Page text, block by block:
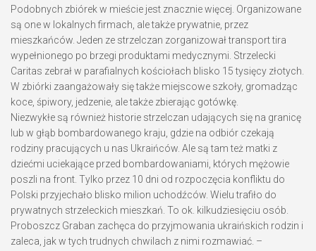
Podobnych zbiórek w mieście jest znacznie więcej. Organizowane
są one w lokalnych firmach, ale także prywatnie, przez
mieszkańców. Jeden ze strzelczan zorganizował transport tira
wypełnionego po brzegi produktami medycznymi. Strzelecki
Caritas zebrał w parafialnych kościołach blisko 15 tysięcy złotych.
W zbiórki zaangażowały się także miejscowe szkoły, gromadząc
koce, śpiwory, jedzenie, ale także zbierając gotówkę.
Niezwykłe są również historie strzelczan udających się na granicę
lub w głąb bombardowanego kraju, gdzie na odbiór czekają
rodziny pracujących u nas Ukraińców. Ale są tam też matki z
dziećmi uciekające przed bombardowaniami, których mężowie
poszli na front. Tylko przez 10 dni od rozpoczęcia konfliktu do
Polski przyjechało blisko milion uchodźców. Wielu trafiło do
prywatnych strzeleckich mieszkań. To ok. kilkudziesięciu osób.
Proboszcz Graban zachęca do przyjmowania ukraińskich rodzin i
zaleca, jak w tych trudnych chwilach z nimi rozmawiać. –